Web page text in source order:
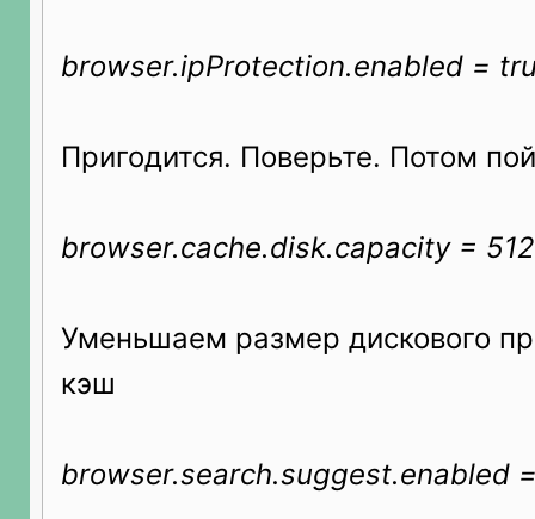
browser.ipProtection.enabled =
Пригодится. Поверьте. Потом
browser.cache.disk.capacity =
Уменьшаем размер дискового
кэш
browser.search.suggest.enabled